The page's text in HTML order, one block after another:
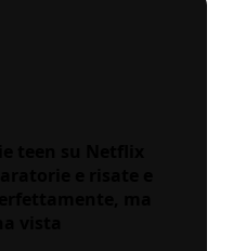
teen su Netflix
e risate e